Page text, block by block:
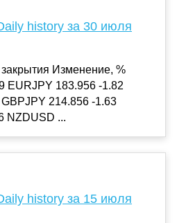
history за 30 июля
Изменение, %
EURJPY 183.956 -1.82
214.856 -1.63
NZDUSD ...
history за 15 июля